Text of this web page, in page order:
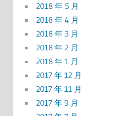
2018 年 5 月
2018 年 4 月
2018 年 3 月
2018 年 2 月
2018 年 1 月
2017 年 12 月
2017 年 11 月
2017 年 9 月